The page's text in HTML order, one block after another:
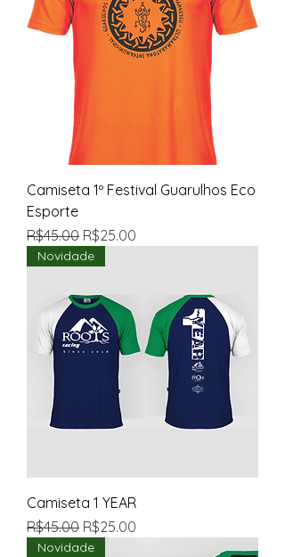
Camiseta 1º Festival Guarulhos Eco
Esporte
Regular Price
R$45.00 Sale Price
R$25.00
Novidade
Camiseta 1 YEAR
Regular Price
R$45.00 Sale Price
R$25.00
Novidade